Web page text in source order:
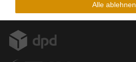
Alle ablehnen